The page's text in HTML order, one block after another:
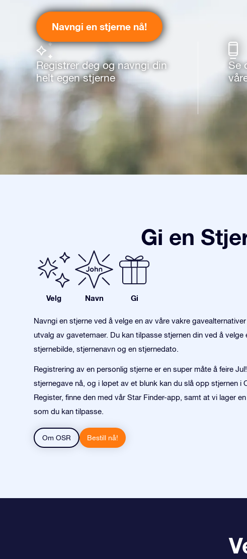
Navngi en stjerne nå!
Registrer deg og navngi din
helt egen stjerne
Se
Gi en
Velg Navn Gi
Navngi en stjerne ved å velge en av våre vakre
utvalg av gavetemaer. Du kan tilpasse stjernen din ved å velge
stjernebilde, stjernenavn og en stjernedato.
Registrering av en personlig stjerne er en super måte å feire
stjernegave nå, og i løpet av et blunk kan du slå opp stjernen i
Register, finne den med vår Star Finder-app, samt at vi lager
som du kan tilpasse.
Om OSR Bestill nå!